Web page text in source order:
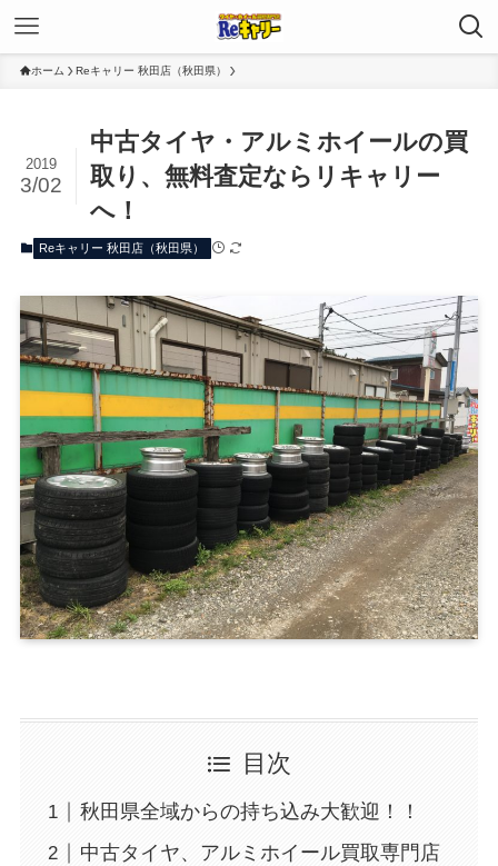
ホーム Reキャリー 秋田店（秋田県）
中古タイヤ・アルミホイールの買
取り、無料査定ならリキャリー
へ！
2019
3/02
Reキャリー 秋田店（秋田県）
目次
秋田県全域からの持ち込み大歓迎！！
中古タイヤ、アルミホイール買取専門店